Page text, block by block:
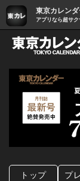
東京カレンダ
アプリなら超サク
トップ プ